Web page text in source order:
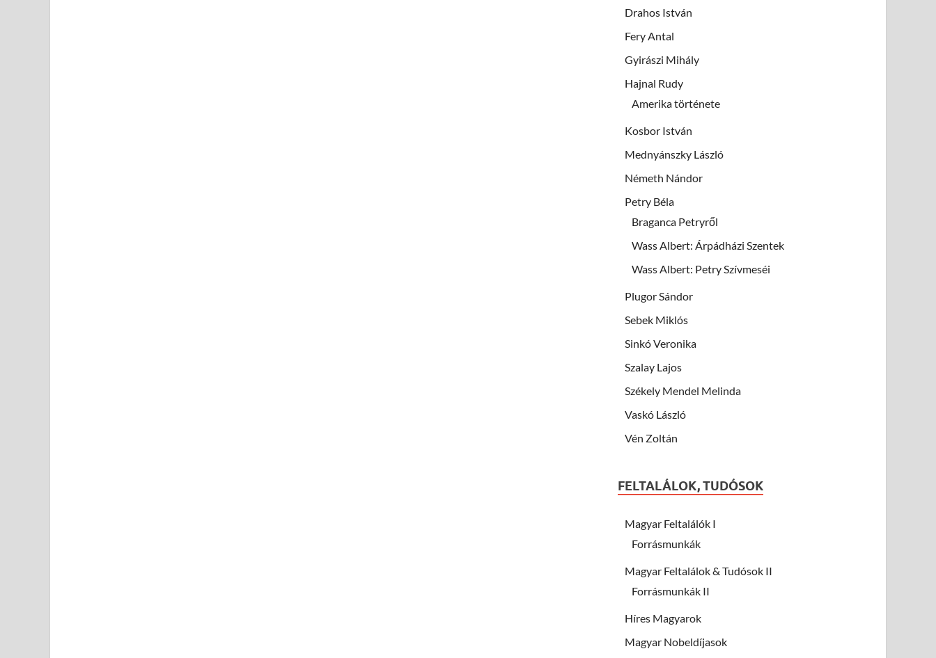
Drahos István
Fery Antal
Gyirászi Mihály
Hajnal Rudy
Amerika története
Kosbor István
Mednyánszky László
Németh Nándor
Petry Béla
Braganca Petryről
Wass Albert: Árpádházi Szentek
Wass Albert: Petry Szívmeséi
Plugor Sándor
Sebek Miklós
Sinkó Veronika
Szalay Lajos
Székely Mendel Melinda
Vaskó László
Vén Zoltán
FELTALÁLOK, TUDÓSOK
Magyar Feltalálók I
Forrásmunkák
Magyar Feltalálok & Tudósok II
Forrásmunkák II
Híres Magyarok
Magyar Nobeldíjasok